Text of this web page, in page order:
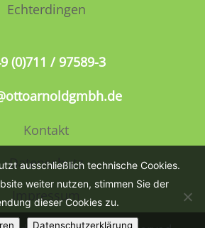
Echterdingen
(0)711 / 97589-3
Kontakt
Datenschutz
Impressum
ausschließlich technische Cookies.
weiter nutzen, stimmen Sie der
dieser Cookies zu.
Datenschutzerklärung